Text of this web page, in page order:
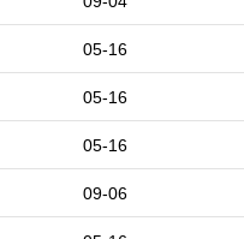
05-16
05-16
05-16
09-06